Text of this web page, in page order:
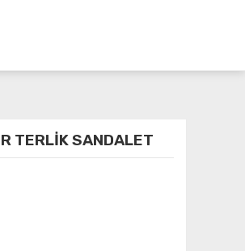
TERLİK SANDALET